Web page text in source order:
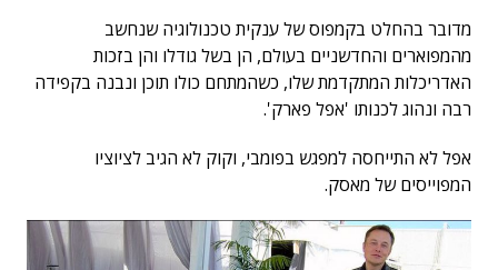
מדובר בהחלט בקמפוס של ענקית טכנולוגיה שנחשב
מהמפוארים והחדשניים בעולם, הן בשל גודלו והן בזכות
האדריכלות המתקדמת שלו, כשהמתחם כולו תוכן ונבנה בקפידה
רבה ונהוג לכנותו 'אפל פארק'.
אפל לא התייחסה למפגש בפומבי, וקוק לא הגיב לציוציו
המפוייסים של מאסק.